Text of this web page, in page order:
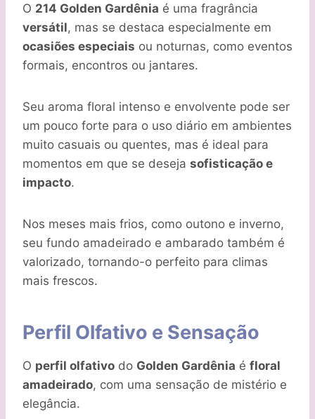
O 214 Golden Gardênia é uma fragrância
versátil, mas se destaca especialmente em
ocasiões especiais ou noturnas, como eventos
formais, encontros ou jantares.
Seu aroma floral intenso e envolvente pode ser
um pouco forte para o uso diário em ambientes
muito casuais ou quentes, mas é ideal para
momentos em que se deseja sofisticação e
impacto.
Nos meses mais frios, como outono e inverno,
seu fundo amadeirado e ambarado também é
valorizado, tornando-o perfeito para climas
mais frescos.
Perfil Olfativo e Sensação
O perfil olfativo do Golden Gardênia é floral
amadeirado, com uma sensação de mistério e
elegância.